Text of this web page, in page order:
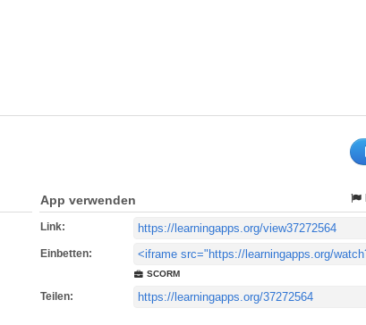
App verwenden
Link:
Einbetten:
SCORM
Teilen: